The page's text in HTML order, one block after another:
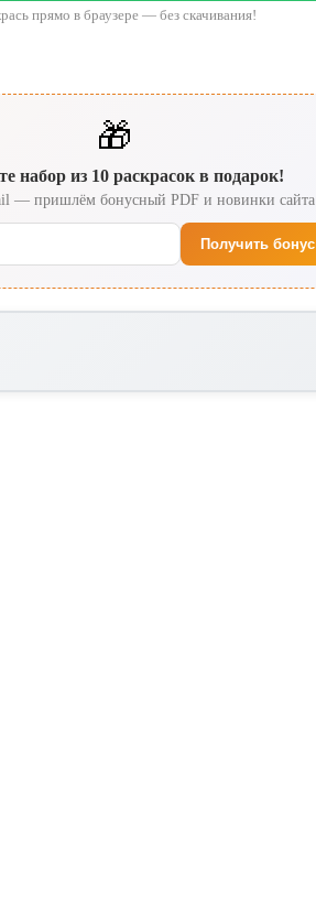
прямо в браузере — без скачивания!
🎁
набор из 10 раскрасок в подарок!
— пришлём бонусный PDF и новинки сайта
Получить бонус